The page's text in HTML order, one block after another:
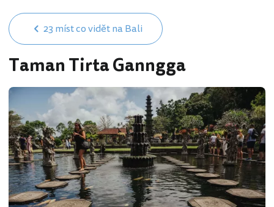
23 míst co vidět na Bali
Taman Tirta Ganngga